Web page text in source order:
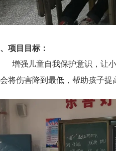
项目目标：
增强儿童自我保护意识，让
将伤害降到最低，帮助孩子提